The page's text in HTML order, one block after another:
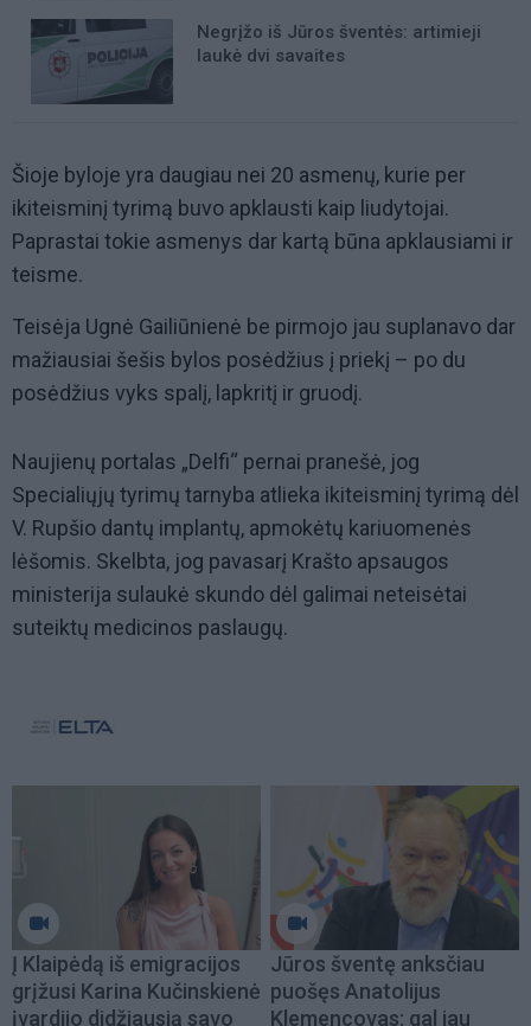
Negrįžo iš Jūros šventės: artimieji
laukė dvi savaites
Šioje byloje yra daugiau nei 20 asmenų, kurie per
ikiteisminį tyrimą buvo apklausti kaip liudytojai.
Paprastai tokie asmenys dar kartą būna apklausiami ir
teisme.
Teisėja Ugnė Gailiūnienė be pirmojo jau suplanavo dar
mažiausiai šešis bylos posėdžius į priekį – po du
posėdžius vyks spalį, lapkritį ir gruodį.
Naujienų portalas „Delfi“ pernai pranešė, jog
Specialiųjų tyrimų tarnyba atlieka ikiteisminį tyrimą dėl
V. Rupšio dantų implantų, apmokėtų kariuomenės
lėšomis. Skelbta, jog pavasarį Krašto apsaugos
ministerija sulaukė skundo dėl galimai neteisėtai
suteiktų medicinos paslaugų.
Į Klaipėdą iš emigracijos
grįžusi Karina Kučinskienė
įvardijo didžiausią savo
Jūros šventę anksčiau
puošęs Anatolijus
Klemencovas: gal jau